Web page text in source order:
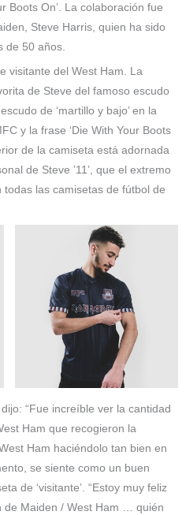
Boots On’. La colaboración fue
Steve Harris, quien ha sido
de 50 años.
visitante del West Ham. La
de Steve del famoso escudo
de ‘martillo y bajo’ en la
y la frase ‘Die With Your Boots
de la camiseta está adornada
de Steve ’11’, que el extremo
las camisetas de fútbol de
“Fue increíble ver la cantidad
Ham que recogieron la
Ham haciéndolo tan bien en
se siente como un buen
de ‘visitante’. “Estoy muy feliz
de Maiden / West Ham … quién